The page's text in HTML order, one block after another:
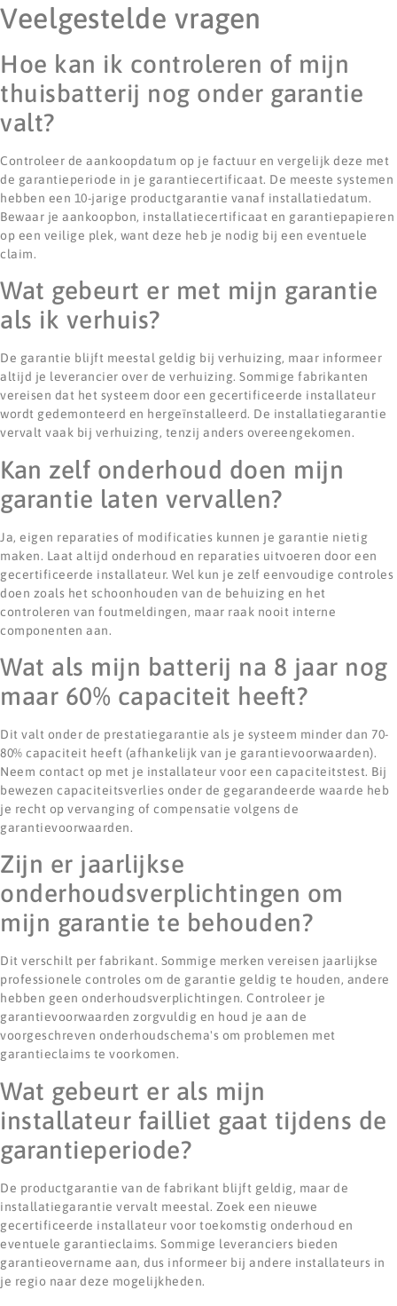
Veelgestelde vragen
Hoe kan ik controleren of mijn
thuisbatterij nog onder garantie
valt?
Controleer de aankoopdatum op je factuur en vergelijk deze met
de garantieperiode in je garantiecertificaat. De meeste systemen
hebben een 10-jarige productgarantie vanaf installatiedatum.
Bewaar je aankoopbon, installatiecertificaat en garantiepapieren
op een veilige plek, want deze heb je nodig bij een eventuele
claim.
Wat gebeurt er met mijn garantie
als ik verhuis?
De garantie blijft meestal geldig bij verhuizing, maar informeer
altijd je leverancier over de verhuizing. Sommige fabrikanten
vereisen dat het systeem door een gecertificeerde installateur
wordt gedemonteerd en hergeïnstalleerd. De installatiegarantie
vervalt vaak bij verhuizing, tenzij anders overeengekomen.
Kan zelf onderhoud doen mijn
garantie laten vervallen?
Ja, eigen reparaties of modificaties kunnen je garantie nietig
maken. Laat altijd onderhoud en reparaties uitvoeren door een
gecertificeerde installateur. Wel kun je zelf eenvoudige controles
doen zoals het schoonhouden van de behuizing en het
controleren van foutmeldingen, maar raak nooit interne
componenten aan.
Wat als mijn batterij na 8 jaar nog
maar 60% capaciteit heeft?
Dit valt onder de prestatiegarantie als je systeem minder dan 70-
80% capaciteit heeft (afhankelijk van je garantievoorwaarden).
Neem contact op met je installateur voor een capaciteitstest. Bij
bewezen capaciteitsverlies onder de gegarandeerde waarde heb
je recht op vervanging of compensatie volgens de
garantievoorwaarden.
Zijn er jaarlijkse
onderhoudsverplichtingen om
mijn garantie te behouden?
Dit verschilt per fabrikant. Sommige merken vereisen jaarlijkse
professionele controles om de garantie geldig te houden, andere
hebben geen onderhoudsverplichtingen. Controleer je
garantievoorwaarden zorgvuldig en houd je aan de
voorgeschreven onderhoudschema's om problemen met
garantieclaims te voorkomen.
Wat gebeurt er als mijn
installateur failliet gaat tijdens de
garantieperiode?
De productgarantie van de fabrikant blijft geldig, maar de
installatiegarantie vervalt meestal. Zoek een nieuwe
gecertificeerde installateur voor toekomstig onderhoud en
eventuele garantieclaims. Sommige leveranciers bieden
garantieovername aan, dus informeer bij andere installateurs in
je regio naar deze mogelijkheden.